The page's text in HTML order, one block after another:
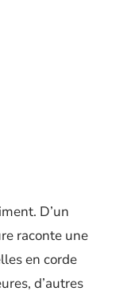
D’un
raconte une
en corde
d’autres